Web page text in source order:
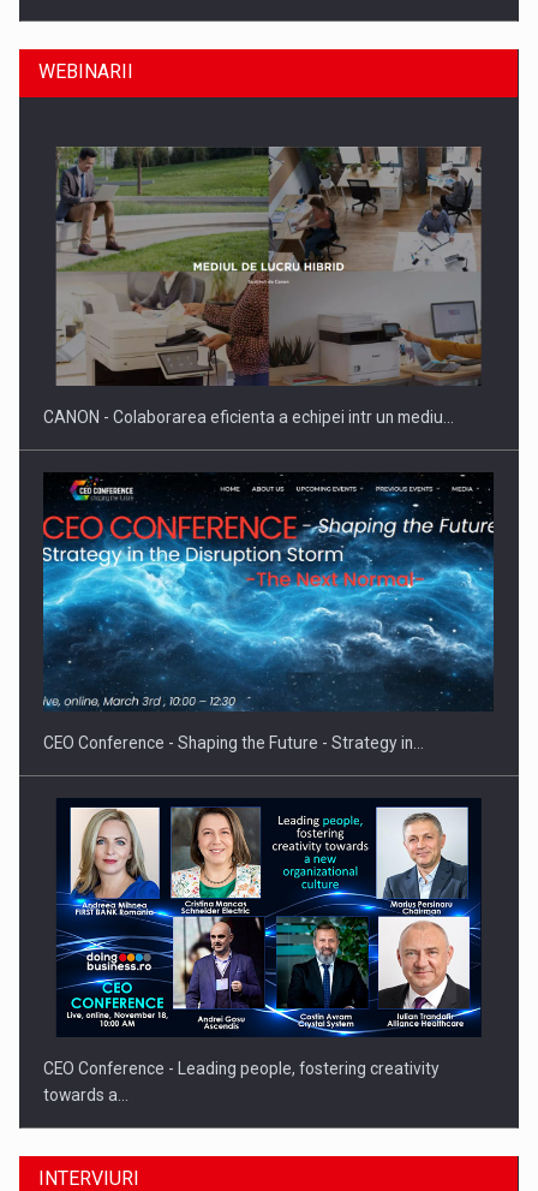
Producatorii si comerciantii care nu se supun noilor
reglementari…
Proteinmaxxing and the Future of Protein Demand
WEBINARII
CANON - Colaborarea eficienta a echipei intr un mediu…
CEO Conference - Shaping the Future - Strategy in…
CEO Conference - Leading people, fostering creativity
towards a…
INTERVIURI